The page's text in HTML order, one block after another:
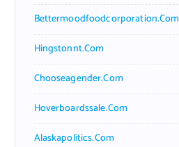
Bettermoodfoodcorporation.com
Hingstonnt.com
Chooseagender.com
Hoverboardssale.com
Alaskapolitics.com